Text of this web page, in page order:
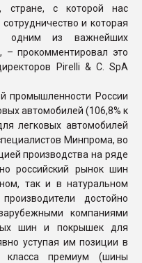
стране, с которой нас
и которая
одним из важнейших
– прокомментировал это
Pirelli & C. SpA
промышленности России
автомобилей (106,8% к
легковых автомобилей
Минпрома, во
производства на ряде
российский рынок шин
так и в натуральном
достойно
компаниями
шин и покрышек для
уступая им позиции в
класса премиум (шины